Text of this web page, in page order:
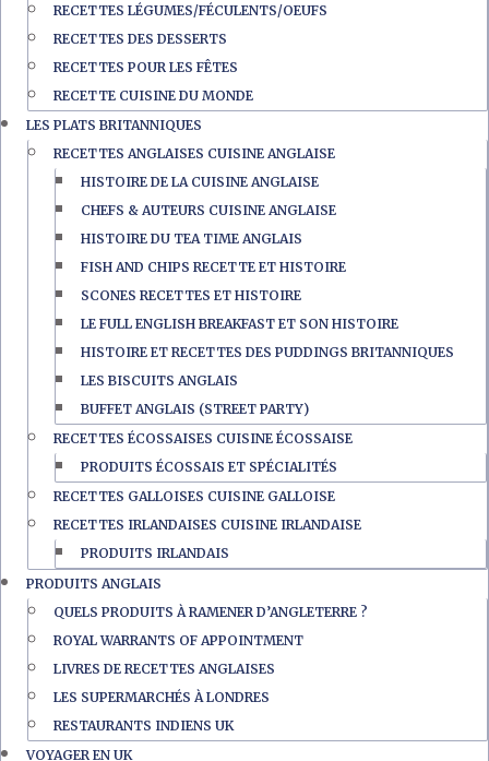
RECETTES LÉGUMES/FÉCULENTS/OEUFS
RECETTES DES DESSERTS
RECETTES POUR LES FÊTES
RECETTE CUISINE DU MONDE
LES PLATS BRITANNIQUES
RECETTES ANGLAISES CUISINE ANGLAISE
HISTOIRE DE LA CUISINE ANGLAISE
CHEFS & AUTEURS CUISINE ANGLAISE
HISTOIRE DU TEA TIME ANGLAIS
FISH AND CHIPS RECETTE ET HISTOIRE
SCONES RECETTES ET HISTOIRE
LE FULL ENGLISH BREAKFAST ET SON HISTOIRE
HISTOIRE ET RECETTES DES PUDDINGS BRITANNIQUES
LES BISCUITS ANGLAIS
BUFFET ANGLAIS (STREET PARTY)
RECETTES ÉCOSSAISES CUISINE ÉCOSSAISE
PRODUITS ÉCOSSAIS ET SPÉCIALITÉS
RECETTES GALLOISES CUISINE GALLOISE
RECETTES IRLANDAISES CUISINE IRLANDAISE
PRODUITS IRLANDAIS
PRODUITS ANGLAIS
QUELS PRODUITS À RAMENER D’ANGLETERRE ?
ROYAL WARRANTS OF APPOINTMENT
LIVRES DE RECETTES ANGLAISES
LES SUPERMARCHÉS À LONDRES
RESTAURANTS INDIENS UK
VOYAGER EN UK